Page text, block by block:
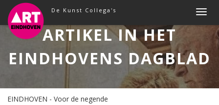
content
T
o
l
De Kunst Collega's
ARTIKEL IN HET
EINDHOVENS DAGBLAD
EINDHOVEN - Voor de negende